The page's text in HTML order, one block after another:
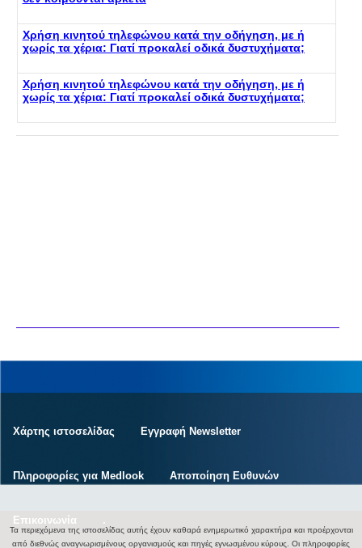
Χρήση κινητού τηλεφώνου κατά την οδήγηση, με ή
χωρίς τα χέρια: Γιατί προκαλεί οδικά δυστυχήματα;
Χρήση κινητού τηλεφώνου κατά την οδήγηση, με ή
χωρίς τα χέρια: Γιατί προκαλεί οδικά δυστυχήματα;
Χάρτης ιστοσελίδας Εγγραφή Newsletter
Πληροφορίες για Medlook Αποποίηση Ευθυνών
Επικοινωνία .
Τα περιεχόμενα της ιστοσελίδας αυτής έχουν καθαρά ενημερωτικό χαρακτήρα και προέρχονται
από διεθνώς αναγνωρισμένους οργανισμούς και πηγές εγνωσμένου κύρους. Οι πληροφορίες